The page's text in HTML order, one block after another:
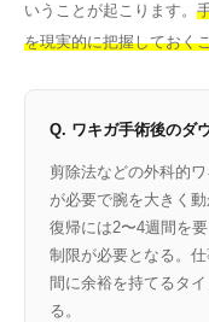
いうことが起こります。
を現実的に把握しておく
Q. ワキガ手術後のダ
剪除法などの外科的
が必要で腕を大きく
復帰には2〜4週間を
制限が必要となる。
間に余裕を持てるタ
る。